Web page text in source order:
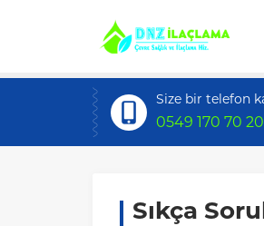
Size bir telefon
0549 170 70 20
Sıkça